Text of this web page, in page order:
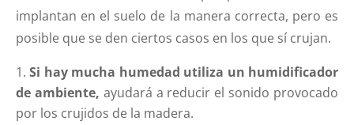
implantan en el suelo de la manera correcta, pero es
posible que se den ciertos casos en los que sí crujan.
Si hay mucha humedad utiliza un humidificador
de ambiente, ayudará a reducir el sonido provocado
por los crujidos de la madera.